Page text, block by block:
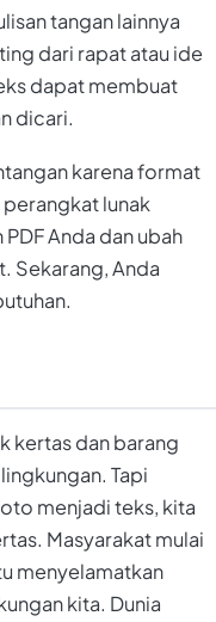
tangan lainnya
dari rapat atau ide
dapat membuat
dicari.
karena format
lunak
Anda dan ubah
Sekarang, Anda
kertas dan barang
Tapi
menjadi teks, kita
Masyarakat mulai
menyelamatkan
kita. Dunia